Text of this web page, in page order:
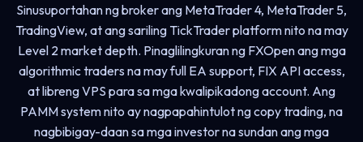
Sinusuportahan ng broker ang MetaTrader 4, MetaTrader 5,
TradingView, at ang sariling TickTrader platform nito na may
Level 2 market depth. Pinaglilingkuran ng FXOpen ang mga
algorithmic traders na may full EA support, FIX API access,
at libreng VPS para sa mga kwalipikadong account. Ang
PAMM system nito ay nagpapahintulot ng copy trading, na
nagbibigay-daan sa mga investor na sundan ang mga